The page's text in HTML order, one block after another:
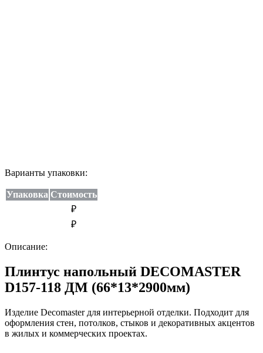
Варианты упаковки:
Упаковка Стоимость
₽
₽
Описание:
Плинтус напольный DECOMASTER
D157-118 ДМ (66*13*2900мм)
Изделие Decomaster для интерьерной отделки. Подходит для
оформления стен, потолков, стыков и декоративных акцентов
в жилых и коммерческих проектах.